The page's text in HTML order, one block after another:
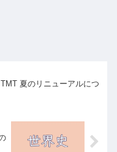
TMT 夏のリニューアルにつ